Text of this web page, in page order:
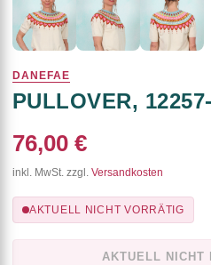
DANEFAE
PULLOVER,
76,00 €
inkl. MwSt. zzgl. Versandkosten
AKTUELL NICHT VORRÄTIG
AKTUELL NICHT